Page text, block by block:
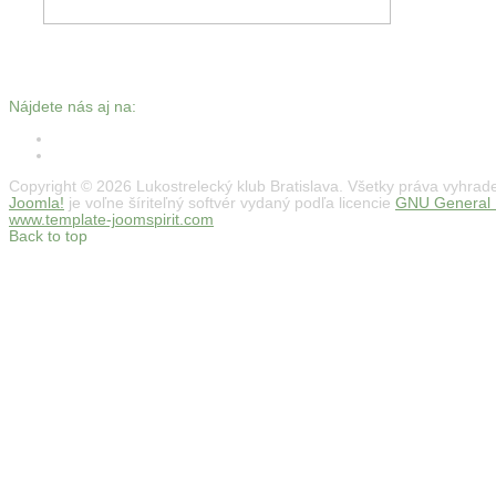
Nájdete nás aj na:
Copyright © 2026 Lukostrelecký klub Bratislava. Všetky práva
Joomla! je voľne šíriteľný softvér vydaný podľa licencie GNU General
www.template-joomspirit.com
Back to top